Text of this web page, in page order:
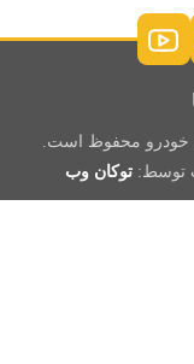
توسط: توکان وب